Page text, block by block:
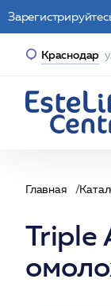
Краснодар
Главная
Triple